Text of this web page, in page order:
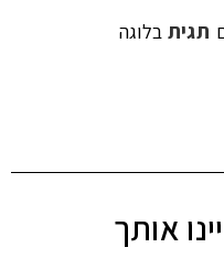
תגית בלוגה
אותך